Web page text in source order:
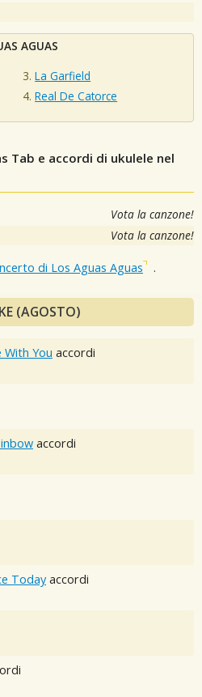
AGUAS
La Garfield
Real De Catorce
Tab e accordi di ukulele nel
Vota la canzone!
Vota la canzone!
di Los Aguas Aguas .
(AGOSTO)
With You accordi
accordi
Today accordi